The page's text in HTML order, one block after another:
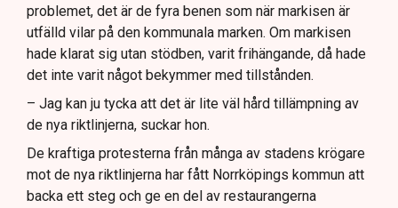
problemet, det är de fyra benen som när markisen är
utfälld vilar på den kommunala marken. Om markisen
hade klarat sig utan stödben, varit frihängande, då hade
det inte varit något bekymmer med tillstånden.
– Jag kan ju tycka att det är lite väl hård tillämpning av
de nya riktlinjerna, suckar hon.
De kraftiga protesterna från många av stadens krögare
mot de nya riktlinjerna har fått Norrköpings kommun att
backa ett steg och ge en del av restaurangerna